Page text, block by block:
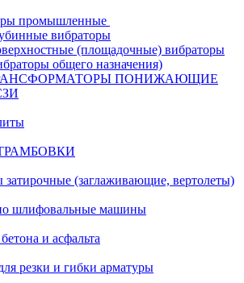
промышленные
вибраторы
(площадочные) вибраторы
общего назначения)
ПОНИЖАЮЩИЕ
(заглаживающие, вертолеты)
шлифовальные машины
и асфальта
резки и гибки арматуры